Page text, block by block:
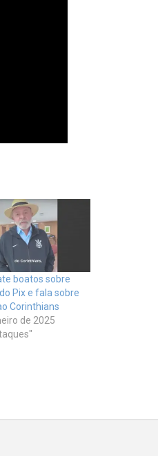
boatos sobre
Pix e fala sobre
Corinthians
de 2025